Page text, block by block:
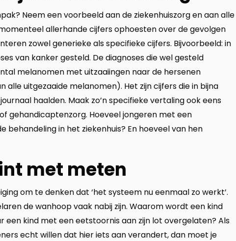
Neem een voorbeeld aan de ziekenhuiszorg en aan alle
allerhande cijfers ophoesten over de gevolgen
zowel generieke als specifieke cijfers. Bijvoorbeeld: in
van kanker gesteld. De diagnoses die wel gesteld
melanomen met uitzaaiingen naar de hersenen
alle uitgezaaide melanomen). Het zijn cijfers die in bijna
haalden. Maak zo’n specifieke vertaling ook eens
gehandicaptenzorg. Hoeveel jongeren met een
in het ziekenhuis? En hoeveel van hen
met meten
om te denken dat ‘het systeem nu eenmaal zo werkt’.
de wanhoop vaak nabij zijn. Waarom wordt een kind
kind met een eetstoornis aan zijn lot overgelaten? Als
echt willen dat hier iets aan verandert, dan moet je